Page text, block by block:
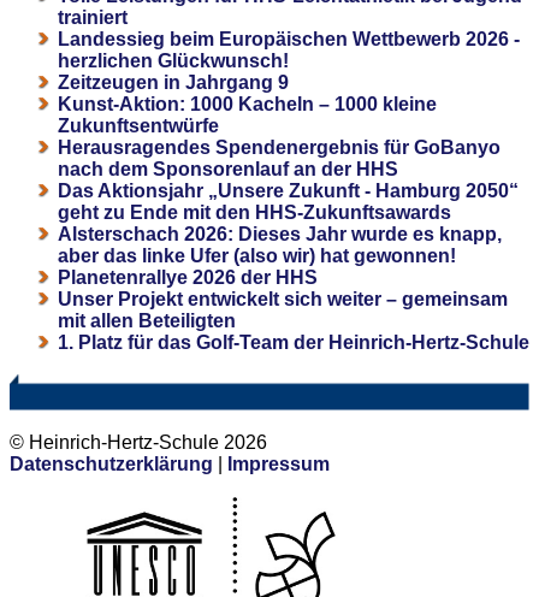
trainiert
Landessieg beim Europäischen Wettbewerb 2026 -
herzlichen Glückwunsch!
Zeitzeugen in Jahrgang 9
Kunst-Aktion: 1000 Kacheln – 1000 kleine
Zukunftsentwürfe
Herausragendes Spendenergebnis für GoBanyo
nach dem Sponsorenlauf an der HHS
Das Aktionsjahr „Unsere Zukunft - Hamburg 2050“
geht zu Ende mit den HHS-Zukunftsawards
Alsterschach 2026: Dieses Jahr wurde es knapp,
aber das linke Ufer (also wir) hat gewonnen!
Planetenrallye 2026 der HHS
Unser Projekt entwickelt sich weiter – gemeinsam
mit allen Beteiligten
1. Platz für das Golf-Team der Heinrich-Hertz-Schule
© Heinrich-Hertz-Schule 2026
Datenschutzerklärung
Impressum